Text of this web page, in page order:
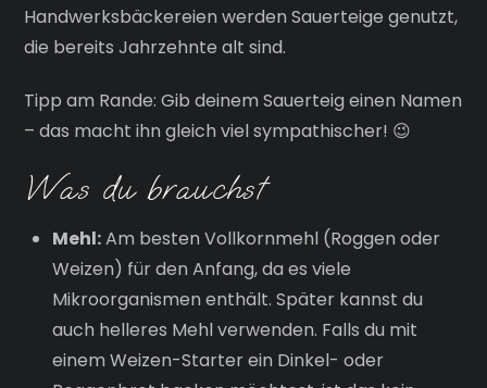
Handwerksbäckereien werden Sauerteige genutzt,
die bereits Jahrzehnte alt sind.
Tipp am Rande: Gib deinem Sauerteig einen Namen
– das macht ihn gleich viel sympathischer! 😉
Was du brauchst
Mehl:Am besten Vollkornmehl (Roggen oder
Weizen) für den Anfang, da es viele
Mikroorganismen enthält. Später kannst du
auch helleres Mehl verwenden. Falls du mit
einem Weizen-Starter ein Dinkel- oder